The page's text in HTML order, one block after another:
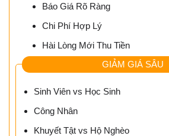
Báo Giá Rõ Ràng
Chi Phí Hợp Lý
Hài Lòng Mới Thu Tiền
GIẢM GIÁ SÂU
Sinh Viên vs Học Sinh
Công Nhân
Khuyết Tật vs Hộ Nghèo